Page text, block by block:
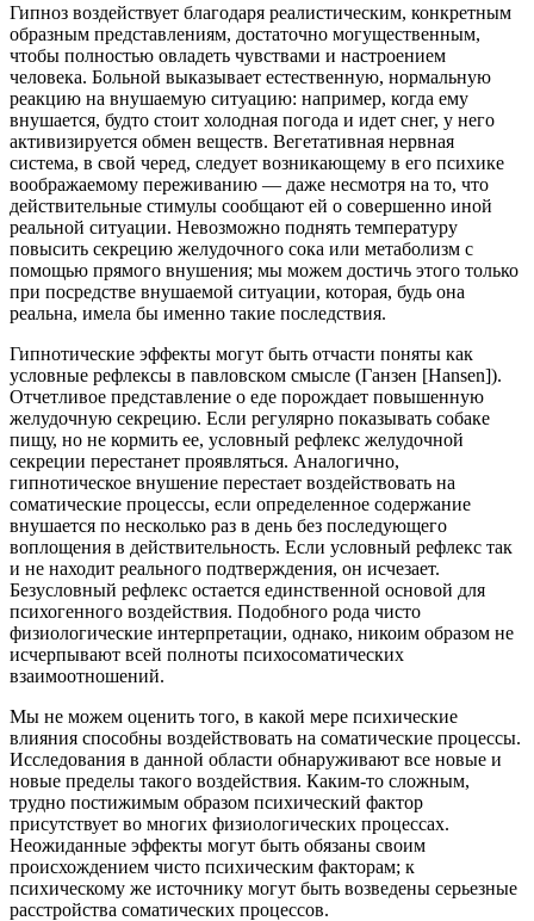
Гипноз воздействует благодаря реалистическим, конкретным
образным представлениям, достаточно могущественным,
чтобы полностью овладеть чувствами и настроением
человека. Больной выказывает естественную, нормальную
реакцию на внушаемую ситуацию: например, когда ему
внушается, будто стоит холодная погода и идет снег, у него
активизируется обмен веществ. Вегетативная нервная
система, в свой черед, следует возникающему в его психике
воображаемому переживанию — даже несмотря на то, что
действительные стимулы сообщают ей о совершенно иной
реальной ситуации. Невозможно поднять температуру
повысить секрецию желудочного сока или метаболизм с
помощью прямого внушения; мы можем достичь этого только
при посредстве внушаемой ситуации, которая, будь она
реальна, имела бы именно такие последствия.
Гипнотические эффекты могут быть отчасти поняты как
условные рефлексы в павловском смысле (Ганзен [Hansen]).
Отчетливое представление о еде порождает повышенную
желудочную секрецию. Если регулярно показывать собаке
пищу, но не кормить ее, условный рефлекс желудочной
секреции перестанет проявляться. Аналогично,
гипнотическое внушение перестает воздействовать на
соматические процессы, если определенное содержание
внушается по несколько раз в день без последующего
воплощения в действительность. Если условный рефлекс так
и не находит реального подтверждения, он исчезает.
Безусловный рефлекс остается единственной основой для
психогенного воздействия. Подобного рода чисто
физиологические интерпретации, однако, никоим образом не
исчерпывают всей полноты психосоматических
взаимоотношений.
Мы не можем оценить того, в какой мере психические
влияния способны воздействовать на соматические процессы.
Исследования в данной области обнаруживают все новые и
новые пределы такого воздействия. Каким-то сложным,
трудно постижимым образом психический фактор
присутствует во многих физиологических процессах.
Неожиданные эффекты могут быть обязаны своим
происхождением чисто психическим факторам; к
психическому же источнику могут быть возведены серьезные
расстройства соматических процессов.